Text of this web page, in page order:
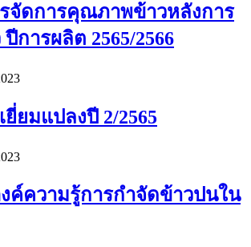
จัดการคุณภาพข้าวหลังการ
ปีการผลิต 2565/2566
ยี่ยมแปลงปี 2/2565
ค์ความรู้การกำจัดข้าวปนใน